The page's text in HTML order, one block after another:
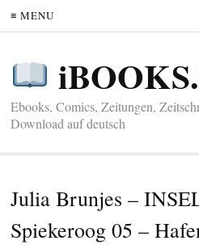
≡ MENU
Ebooks, Comics, Zeitungen,
Download auf deutsch
Julia Brunjes –
Spiekeroog 05 –